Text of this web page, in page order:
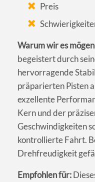
Preis
Warum wir es
begeistert durch
hervorragende
präparierten Pisten
exzellente
Kern und der
Geschwindigkeiten
kontrollierte Fahrt.
Drehfreudigkeit
Empfohlen für: